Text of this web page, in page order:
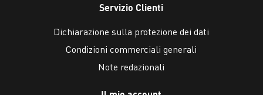
Servizio Clienti
Dichiarazione sulla protezione dei dati
Condizioni commerciali generali
Note redazionali